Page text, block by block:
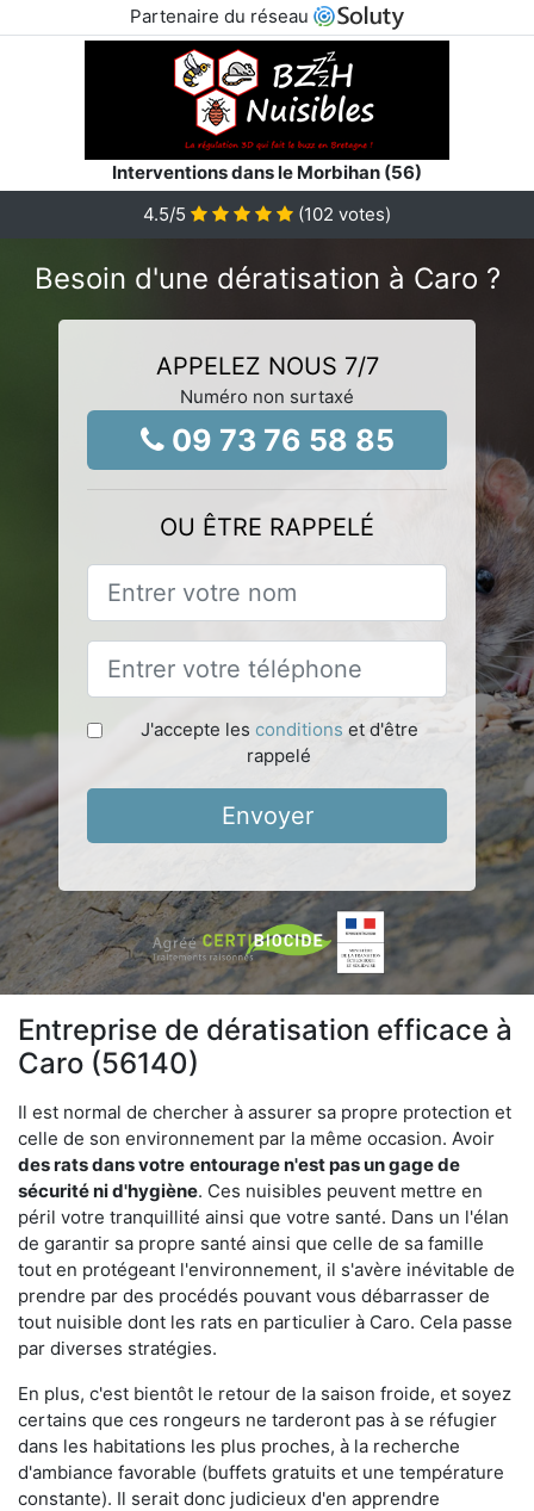
Partenaire du réseau
Interventions dans le Morbihan (56)
4.5/5 (102 votes)
Besoin d'une dératisation à Caro ?
APPELEZ NOUS 7/7
Numéro non surtaxé
09 73 76 58 85
OU ÊTRE RAPPELÉ
J'accepte les conditions et d'être
rappelé
Envoyer
Entreprise de dératisation efficace à
Caro (56140)
Il est normal de chercher à assurer sa propre protection et
celle de son environnement par la même occasion. Avoir
des rats dans votre entourage n'est pas un gage de
sécurité ni d'hygiène. Ces nuisibles peuvent mettre en
péril votre tranquillité ainsi que votre santé. Dans un l'élan
de garantir sa propre santé ainsi que celle de sa famille
tout en protégeant l'environnement, il s'avère inévitable de
prendre par des procédés pouvant vous débarrasser de
tout nuisible dont les rats en particulier à Caro. Cela passe
par diverses stratégies.
En plus, c'est bientôt le retour de la saison froide, et soyez
certains que ces rongeurs ne tarderont pas à se réfugier
dans les habitations les plus proches, à la recherche
d'ambiance favorable (buffets gratuits et une température
constante). Il serait donc judicieux d'en apprendre